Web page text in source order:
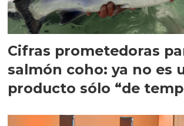
Cifras prometedoras
salmón coho: ya no es
producto sólo “de